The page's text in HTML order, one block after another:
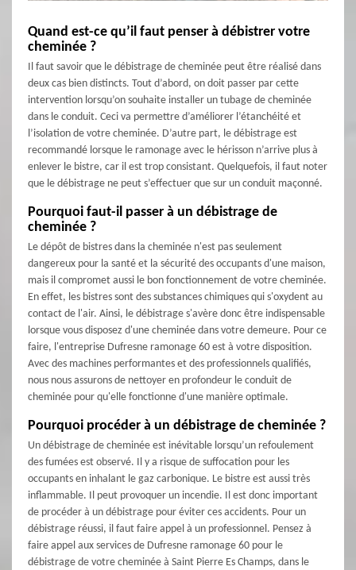
Quand est-ce qu’il faut penser à débistrer votre
cheminée ?
Il faut savoir que le débistrage de cheminée peut être réalisé dans
deux cas bien distincts. Tout d’abord, on doit passer par cette
intervention lorsqu’on souhaite installer un tubage de cheminée
dans le conduit. Ceci va permettre d’améliorer l’étanchéité et
l’isolation de votre cheminée. D’autre part, le débistrage est
recommandé lorsque le ramonage avec le hérisson n’arrive plus à
enlever le bistre, car il est trop consistant. Quelquefois, il faut noter
que le débistrage ne peut s’effectuer que sur un conduit maçonné.
Pourquoi faut-il passer à un débistrage de
cheminée ?
Le dépôt de bistres dans la cheminée n'est pas seulement
dangereux pour la santé et la sécurité des occupants d'une maison,
mais il compromet aussi le bon fonctionnement de votre cheminée.
En effet, les bistres sont des substances chimiques qui s'oxydent au
contact de l'air. Ainsi, le débistrage s'avère donc être indispensable
lorsque vous disposez d'une cheminée dans votre demeure. Pour ce
faire, l'entreprise Dufresne ramonage 60 est à votre disposition.
Avec des machines performantes et des professionnels qualifiés,
nous nous assurons de nettoyer en profondeur le conduit de
cheminée pour qu'elle fonctionne d'une manière optimale.
Pourquoi procéder à un débistrage de cheminée ?
Un débistrage de cheminée est inévitable lorsqu’un refoulement
des fumées est observé. Il y a risque de suffocation pour les
occupants en inhalant le gaz carbonique. Le bistre est aussi très
inflammable. Il peut provoquer un incendie. Il est donc important
de procéder à un débistrage pour éviter ces accidents. Pour un
débistrage réussi, il faut faire appel à un professionnel. Pensez à
faire appel aux services de Dufresne ramonage 60 pour le
débistrage de votre cheminée à Saint Pierre Es Champs, dans le